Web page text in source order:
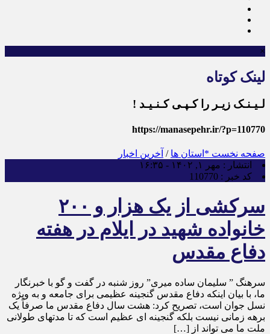
×
لینک کوتاه
لـیـنـک زیـر را کـپـی کـنـیـد !
https://manasepehr.ir/?p=110770
صفحه نخست *استان ها / آخرین اخبار
انتشار : مهر ۱, ۱۴۰۲ - ۱۶:۳۵
کد خبر : 110770
سرکشی از یک هزار و ۲۰۰
خانواده شهید در ایلام در هفته
دفاع مقدس
سرهنگ ” سلیمان ساده میری” روز شنبه در گفت و گو با خبرنگار
ما، با بیان اینکه دفاع مقدس گنجینه عظیمی برای جامعه و به ویژه
نسل جوان است، تصریح کرد: هشت سال دفاع مقدس ما صرفاً یک
برهه زمانی نیست بلکه گنجینه ای عظیم است که تا مدتهای طولانی
ملت ما می تواند از […]